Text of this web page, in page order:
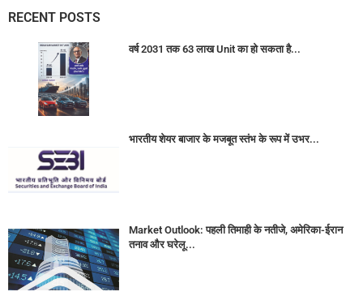
RECENT POSTS
वर्ष 2031 तक 63 लाख Unit का हो सकता है...
भारतीय शेयर बाजार के मजबूत स्तंभ के रूप में उभर...
Market Outlook: पहली तिमाही के नतीजे, अमेरिका-ईरान
तनाव और घरेलू...